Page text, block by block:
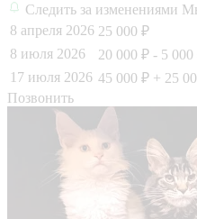
Следить за изменениями
8 апреля 2026 25 000 ₽
8 июля 2026
20 000 ₽ - 5 000
17 июля 2026 45 000 ₽ + 25
Позвонить